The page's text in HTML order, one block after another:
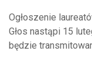
Ogłoszenie
Głos nastąpi 15
będzie